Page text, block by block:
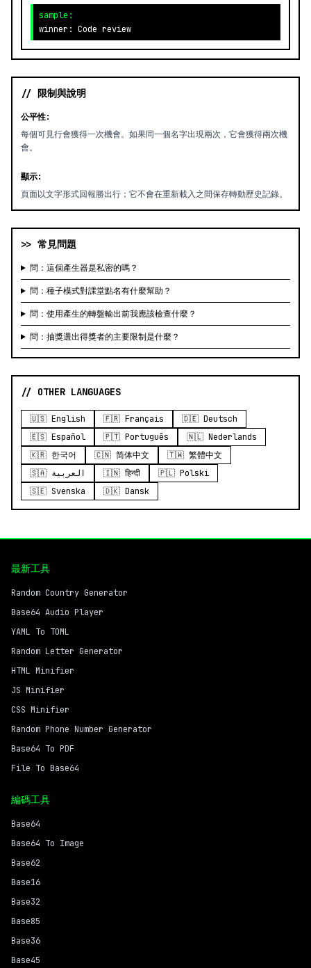
sample:
winner: Code review
// 限制與說明
公平性:
每個可見行會獲得一次機會。如果同一個名字出現兩次，它會獲得兩次機
會。
顯示:
頁面以文字形式回報勝出行；它不會在重新載入之間保存轉動歷史記錄。
>> 常見問題
問：這個產生器是私密的嗎？
問：種子模式對課堂點名有什麼幫助？
問：使用產生的轉盤輸出前我應該檢查什麼？
問：抽獎選出得獎者的主要限制是什麼？
// OTHER LANGUAGES
🇺🇸 English 🇫🇷 Français
🇩🇪 Deutsch
🇪🇸 Español
🇵🇹 Português
🇳🇱 Nederlands
🇰🇷 한국어
🇨🇳 简体中文
🇹🇼 繁體中文
🇸🇦 العربية
🇮🇳 हिन्दी
🇵🇱 Polski
🇸🇪 Svenska
🇩🇰 Dansk
最新工具
Random Country Generator
Base64 Audio Player
YAML To TOML
Random Letter Generator
HTML Minifier
JS Minifier
CSS Minifier
Random Phone Number Generator
Base64 To PDF
File To Base64
編碼工具
Base64
Base64 To Image
Base62
Base16
Base32
Base85
Base36
Base45